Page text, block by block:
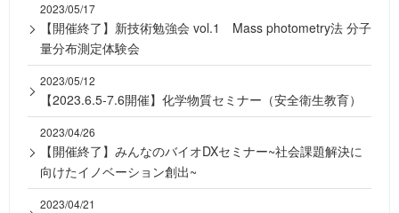
2023/05/17
【開催終了】新技術勉強会 vol.1 Mass photometry法 分子
量分布測定体験会
2023/05/12
【2023.6.5-7.6開催】化学物質セミナー（安全衛生教育）
2023/04/26
【開催終了】みんなのバイオDXセミナー~社会課題解決に
向けたイノベーション創出~
2023/04/21